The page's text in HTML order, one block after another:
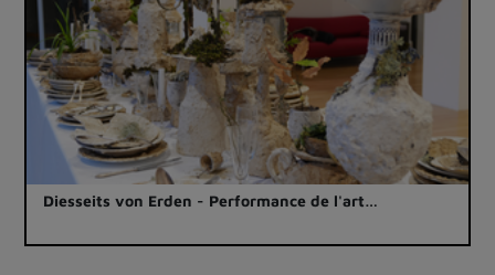
Diesseits von Erden - Performance de l'art…